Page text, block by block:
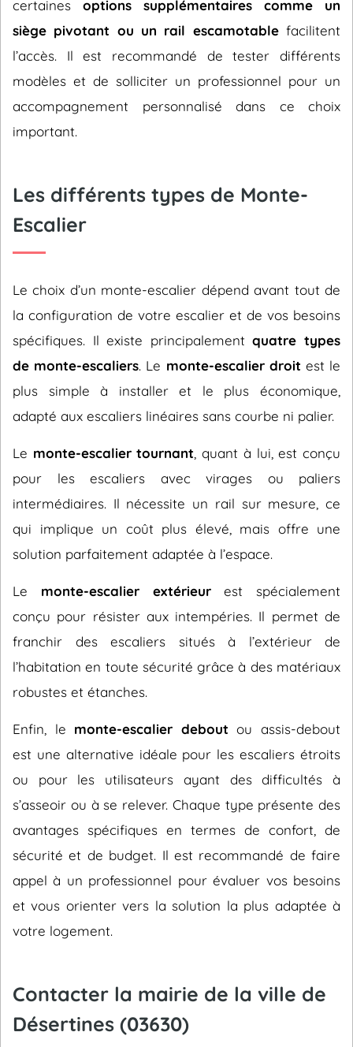
certaines options supplémentaires comme un
siège pivotant ou un rail escamotablefacilitent
l’accès. Il est recommandé de tester différents
modèles et de solliciter un professionnel pour un
accompagnement personnalisé dans ce choix
important.
Les différents types de Monte-
Escalier
Le choix d’un monte-escalier dépend avant tout de
la configuration de votre escalier et de vos besoins
spécifiques. Il existe principalementquatre types
de monte-escaliers. Le monte-escalier droit est le
plus simple à installer et le plus économique,
adapté aux escaliers linéaires sans courbe ni palier.
Le monte-escalier tournant , quant à lui, est conçu
pour les escaliers avec virages ou paliers
intermédiaires. Il nécessite un rail sur mesure, ce
qui implique un coût plus élevé, mais offre une
solution parfaitement adaptée à l’espace.
Le monte-escalier extérieurest spécialement
conçu pour résister aux intempéries. Il permet de
franchir des escaliers situés à l’extérieur de
l’habitation en toute sécurité grâce à des matériaux
robustes et étanches.
Enfin, le monte-escalier debout ou assis-debout
est une alternative idéale pour les escaliers étroits
ou pour les utilisateurs ayant des difficultés à
s’asseoir ou à se relever. Chaque type présente des
avantages spécifiques en termes de confort, de
sécurité et de budget. Il est recommandé de faire
appel à un professionnel pour évaluer vos besoins
et vous orienter vers la solution la plus adaptée à
votre logement.
Contacter la mairie de la ville de
Désertines (03630)